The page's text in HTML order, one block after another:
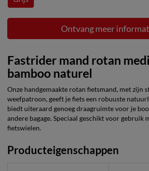
Ontvang meer
Fastrider mand rotan
bamboo naturel
Onze handgemaakte rotan fietsmand, met zijn
weefpatroon, geeft je fiets een robuuste
biedt uiteraard genoeg draagruimte voor je
andere bagage. Speciaal geschikt voor gebruik
fietswielen.
Producteigenschappen